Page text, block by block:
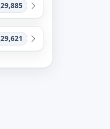
29,885
29,621